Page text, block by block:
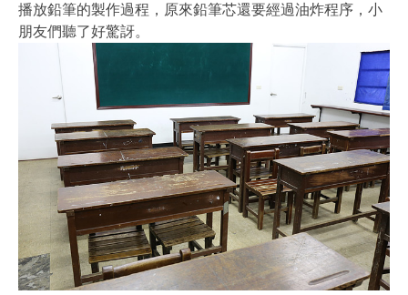
播放鉛筆的製作過程，原來鉛筆芯還要經過油炸程序，小
朋友們聽了好驚訝。